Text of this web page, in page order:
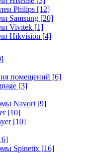
Philips [12]
Samsung [20]
Vivitek [1]
Hikvision [4]
помещений [6]
[3]
Navori [9]
[10]
[10]
Spinetix [16]